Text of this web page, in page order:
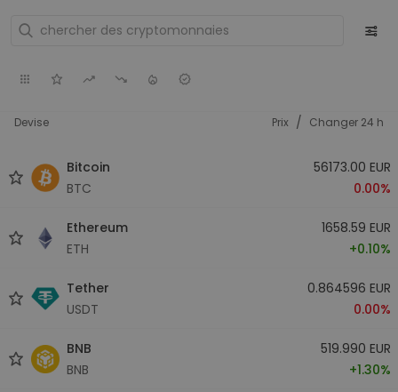
Devise Prix / Changer 24 h
Bitcoin
BTC
56173.00 EUR
0.00%
Ethereum
ETH
1658.59 EUR
+0.10%
Tether
USDT
0.864596 EUR
0.00%
BNB
BNB
519.990 EUR
+1.30%